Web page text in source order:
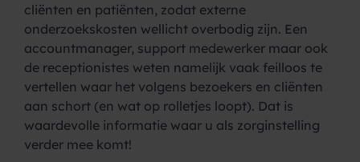
cliënten en patiënten, zodat externe
onderzoekskosten wellicht overbodig zijn. Een
accountmanager, support medewerker maar ook
de receptionistes weten namelijk vaak feilloos te
vertellen waar het volgens bezoekers en cliënten
aan schort (en wat op rolletjes loopt). Dat is
waardevolle informatie waar u als zorginstelling
verder mee komt!